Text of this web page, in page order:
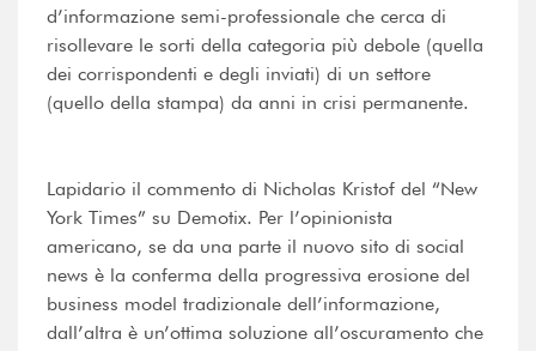
d’informazione semi-professionale che cerca di
risollevare le sorti della categoria più debole (quella
dei corrispondenti e degli inviati) di un settore
(quello della stampa) da anni in crisi permanente.
Lapidario il commento di Nicholas Kristof del “New
York Times” su Demotix. Per l’opinionista
americano, se da una parte il nuovo sito di social
news è la conferma della progressiva erosione del
business model tradizionale dell’informazione,
dall’altra è un’ottima soluzione all’oscuramento che